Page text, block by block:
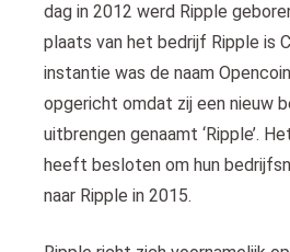
dag in 2012 werd Ripple
plaats van het bedrijf Ripple is
instantie was de naam
opgericht omdat zij een nieuw
uitbrengen genaamt ‘Ripple’.
heeft besloten om hun
naar Ripple in 2015.
worden
van